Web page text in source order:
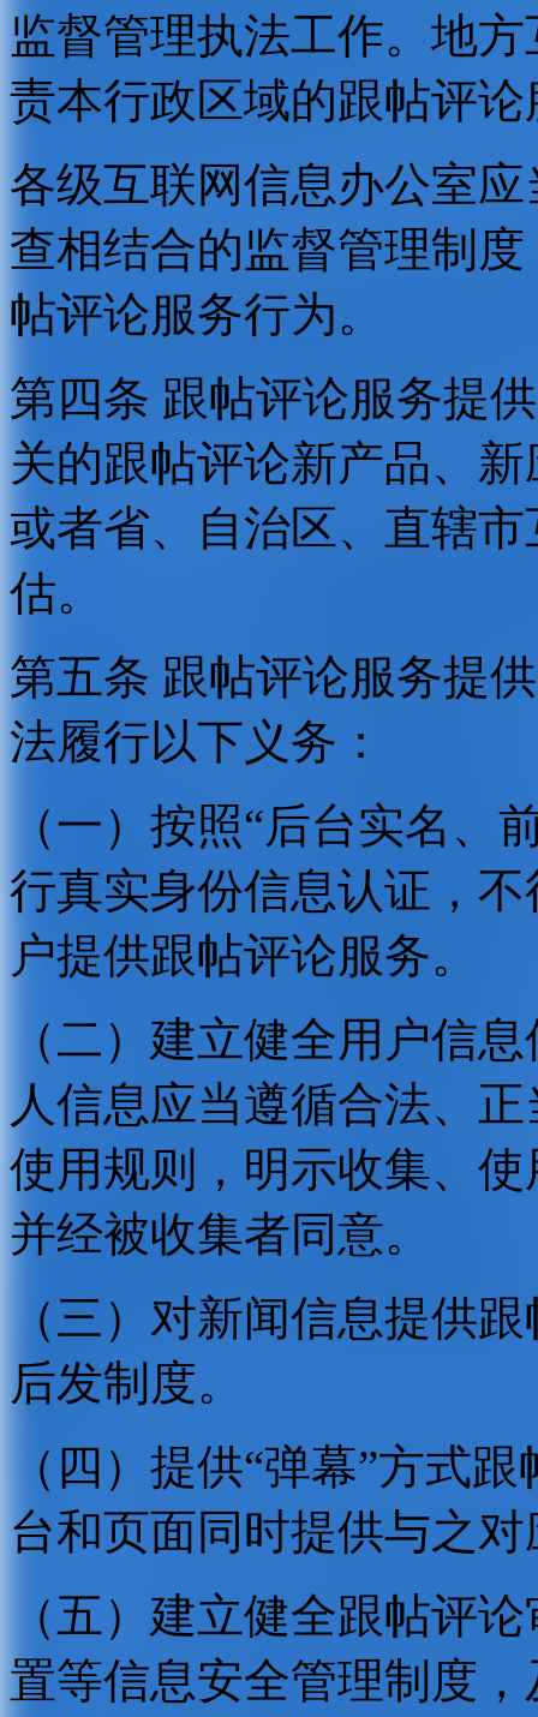
监督管理执法工作。地
责本行政区域的跟帖评
各级互联网信息办公室
查相结合的监督管理制
帖评论服务行为。
第四条 跟帖评论服务提
关的跟帖评论新产品、
或者省、自治区、直辖
估。
第五条 跟帖评论服务提
法履行以下义务：
（一）按照“后台实名、
行真实身份信息认证，
户提供跟帖评论服务。
（二）建立健全用户信
人信息应当遵循合法、
使用规则，明示收集、
并经被收集者同意。
（三）对新闻信息提供
后发制度。
（四）提供“弹幕”方式
台和页面同时提供与之
（五）建立健全跟帖评
置等信息安全管理制度